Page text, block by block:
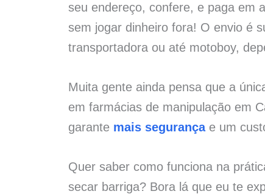
seu endereço, confere, e paga em
sem jogar dinheiro fora! O envio é
transportadora ou até motoboy,
Muita gente ainda pensa que a
em farmácias de manipulação em
garante mais segurançae um
Quer saber como funciona na
secar barriga? Bora lá que eu te